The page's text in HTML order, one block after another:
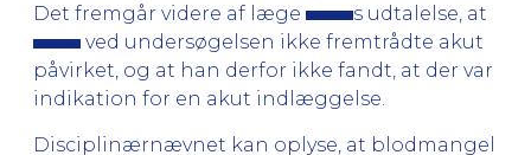
Det fremgår videre af læge
s udtalelse, at
ved undersøgelsen ikke fremtrådte akut
påvirket, og at han derfor ikke fandt, at der var
indikation for en akut indlæggelse.
Disciplinærnævnet kan oplyse, at blodmangel